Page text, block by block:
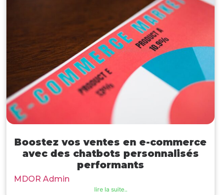
Boostez vos ventes en e-commerce
avec des chatbots personnalisés
performants
MDOR Admin
lire la suite..